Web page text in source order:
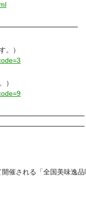
。）
）
催される「全国美味逸品